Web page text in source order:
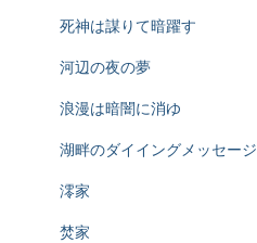
死神は謀りて暗躍す
河辺の夜の夢
浪漫は暗闇に消ゆ
湖畔のダイイングメッセージ
澪家
焚家